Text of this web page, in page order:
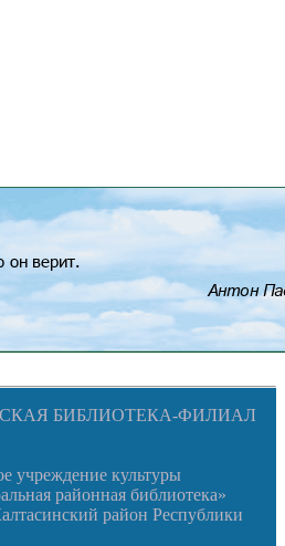
БИБЛИОТЕКА-ФИЛИАЛ
учреждение культуры
районная библиотека»
район Республики